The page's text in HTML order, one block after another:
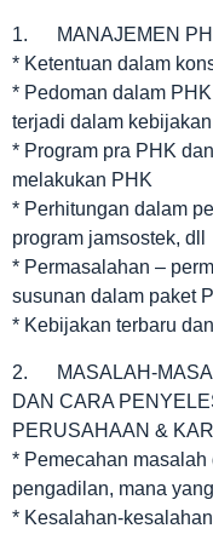
1. MANAJEMEN
* Ketentuan dalam
* Pedoman dalam
terjadi dalam
* Program pra PHK
melakukan PHK
* Perhitungan dalam
program jamsostek, dll
* Permasalahan –
susunan dalam paket
* Kebijakan terbaru
2. MASALAH-
DAN CARA
PERUSAHAAN &
* Pemecahan
pengadilan, mana
* Kesalahan-